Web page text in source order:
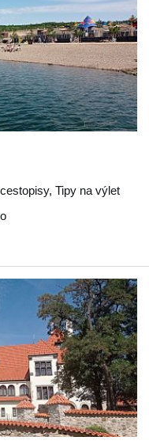
Tipy na výlet